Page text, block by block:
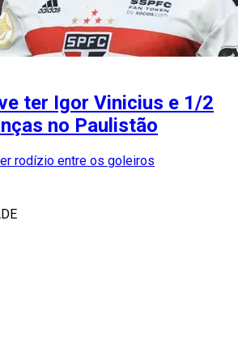
ter Igor Vinicius e 1/2
no Paulistão
rodízio entre os goleiros